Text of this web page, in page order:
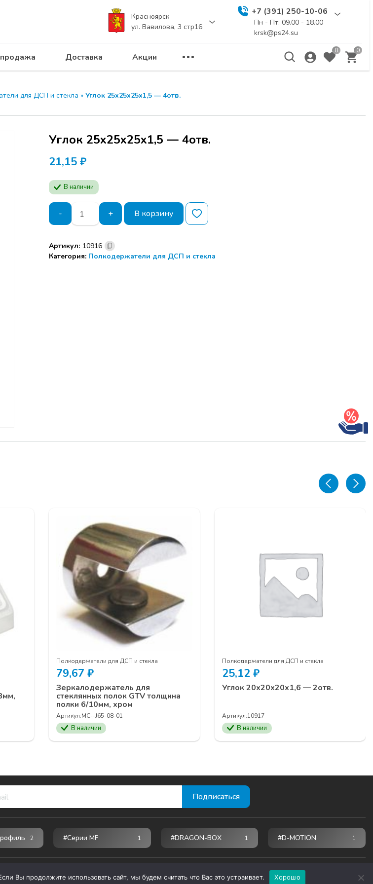
Красноярск
ул. Вавилова, 3 стр16
+7 (391) 250-10-06
Пн - Пт: 09.00 - 18.00
krsk@ps24.su
Доставка Акции
0 0
для ДСП и стекла » Углок 25х25х25х1,5 — 4отв.
Углок 25х25х25х1,5 — 4отв.
21,15 ₽
В наличии
-
Количество
товара
25х25х25х1,5
-
+ В корзину
Артикул: 10916
Категория: Полкодержатели для ДСП и стекла
Полкодержатели для ДСП и стекла
79,67 ₽
Зеркалодержатель для
стеклянных полок GTV толщина
полки 6/10мм, хром
Артикул:MC--J65-08-01
В наличии
Полкодержатели для ДСП и стекла
25,12 ₽
Углок 20х20х20х1,6 — 2отв.
Артикул:10917
В наличии
2 #серии MF 1 #DRAGON-BOX 1 #D-MOTION 1
Вы продолжите использовать сайт, мы будем считать что Вас это устраивает. Хорошо